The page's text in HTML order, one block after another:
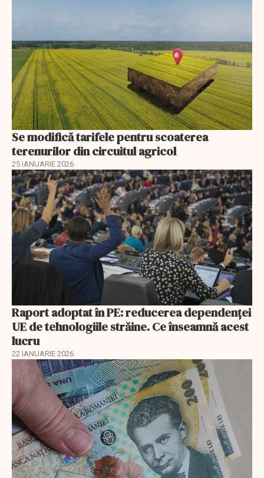
Se modifică tarifele pentru scoaterea
terenurilor din circuitul agricol
25 IANUARIE 2026
Raport adoptat în PE: reducerea dependenței
UE de tehnologiile străine. Ce înseamnă acest
lucru
22 IANUARIE 2026